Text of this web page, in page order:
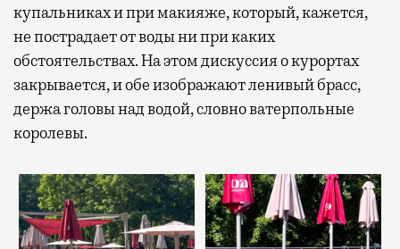
купальниках и при макияже, который, кажется,
не пострадает от воды ни при каких
обстоятельствах. На этом дискуссия о курортах
закрывается, и обе изображают ленивый брасс,
держа головы над водой, словно ватерпольные
королевы.